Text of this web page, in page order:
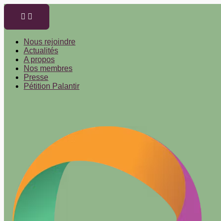
Aller
contenu
Nous rejoindre
Actualités
A propos
Nos membres
Presse
Pétition Palantir